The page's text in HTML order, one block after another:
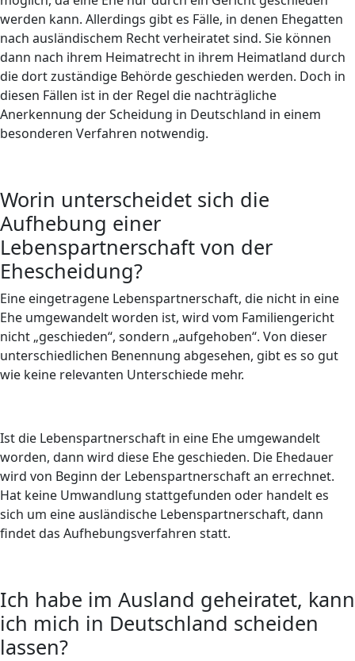
werden kann. Allerdings gibt es Fälle, in denen Ehegatten
nach ausländischem Recht verheiratet sind. Sie können
dann nach ihrem Heimatrecht in ihrem Heimatland durch
die dort zuständige Behörde geschieden werden. Doch in
diesen Fällen ist in der Regel die nachträgliche
Anerkennung der Scheidung in Deutschland in einem
besonderen Verfahren notwendig.
Worin unterscheidet sich die
Aufhebung einer
Lebenspartnerschaft von der
Ehescheidung?
Eine eingetragene Lebenspartnerschaft, die nicht in eine
Ehe umgewandelt worden ist, wird vom Familiengericht
nicht „geschieden“, sondern „aufgehoben“. Von dieser
unterschiedlichen Benennung abgesehen, gibt es so gut
wie keine relevanten Unterschiede mehr.
Ist die Lebenspartnerschaft in eine Ehe umgewandelt
worden, dann wird diese Ehe geschieden. Die Ehedauer
wird von Beginn der Lebenspartnerschaft an errechnet.
Hat keine Umwandlung stattgefunden oder handelt es
sich um eine ausländische Lebenspartnerschaft, dann
findet das Aufhebungsverfahren statt.
Ich habe im Ausland geheiratet, kann
ich mich in Deutschland scheiden
lassen?